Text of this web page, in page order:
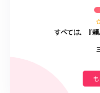
すべては、『